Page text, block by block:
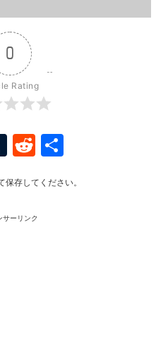
0
Rating
Tumblr
Reddit
保存してください。
サーリンク